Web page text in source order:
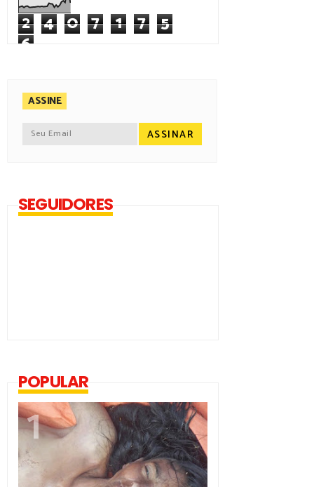
2 4 0 7 1 7 5
6
ASSINE
SEGUIDORES
POPULAR